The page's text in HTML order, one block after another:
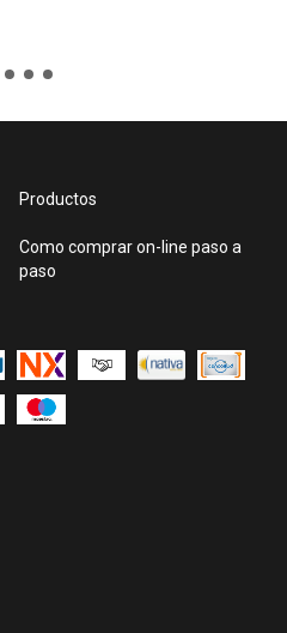
Productos
Como comprar on-line paso a
paso